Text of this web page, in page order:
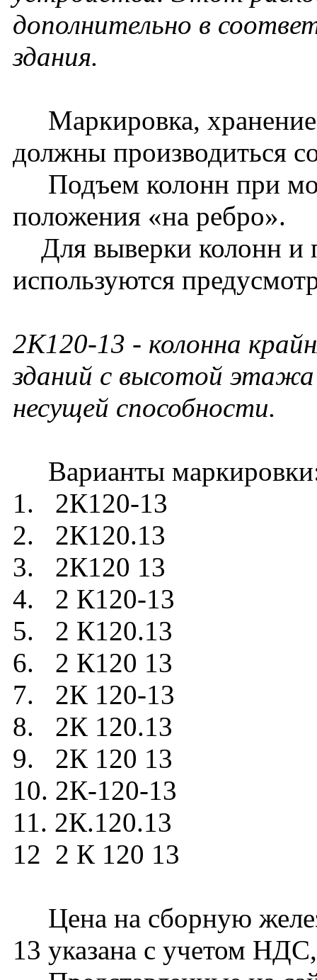
дополнительно в
здания.
Маркировка,
должны производиться
Подъем колонн при
положения «на ребро».
Для выверки колонн и
используются
2К120-13 - колонна
зданий с высотой
несущей способности.
Варианты
1. 2К120-13
2. 2К120.13
3. 2К120 13
4. 2 К120-13
5. 2 К120.13
6. 2 К120 13
7. 2К 120-13
8. 2К 120.13
9. 2К 120 13
10. 2К-120-13
11. 2К.120.13
12 2 К 120 13
Цена на сборную
13 указана с учетом